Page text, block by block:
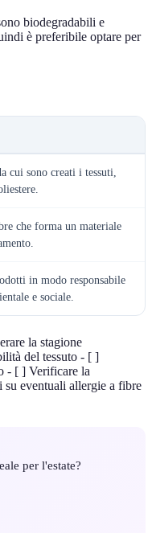
biodegradabili e
è preferibile optare per
cui sono creati i tessuti,
che forma un materiale
in modo responsabile
e sociale.
la stagione
del tessuto - [ ]
- [ ] Verificare la
eventuali allergie a fibre
per l'estate?